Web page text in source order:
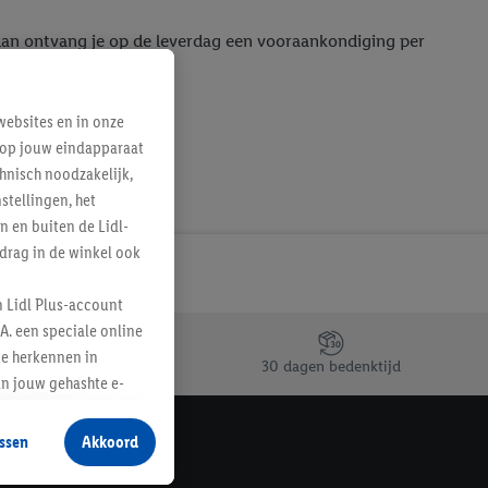
ontvang je op de leverdag een vooraankondiging per
30 dagen bedenktijd
en in onze
jouw eindapparaat
noodzakelijk,
het
en buiten de Lidl-
in de winkel ook
Lidl Plus-account
een speciale online
herkennen in
jouw gehashte e-
producten waarin je
Akkoord